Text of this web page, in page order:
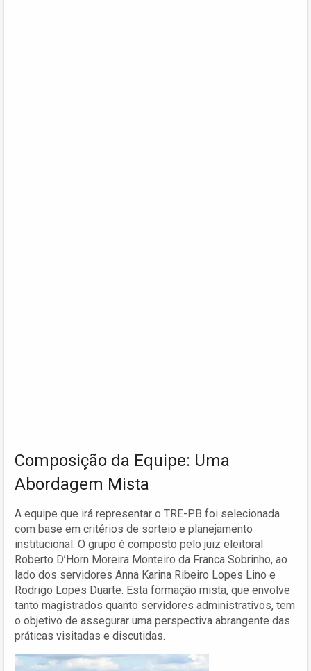
Composição da Equipe: Uma
Abordagem Mista
A equipe que irá representar o TRE-PB foi selecionada
com base em critérios de sorteio e planejamento
institucional. O grupo é composto pelo juiz eleitoral
Roberto D’Horn Moreira Monteiro da Franca Sobrinho, ao
lado dos servidores Anna Karina Ribeiro Lopes Lino e
Rodrigo Lopes Duarte. Esta formação mista, que envolve
tanto magistrados quanto servidores administrativos, tem
o objetivo de assegurar uma perspectiva abrangente das
práticas visitadas e discutidas.